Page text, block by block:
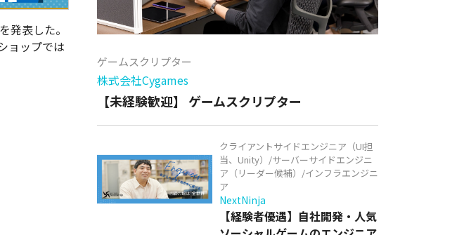
発表した。
ョップでは
ゲームスクリプター
株式会社Cygames
【未経験歓迎】 ゲームスクリプター
クライアントサイドエンジニア（UI担
当、Unity）/サーバーサイドエンジニ
ア（リーダー候補）/インフラエンジニ
ア
NextNinja
【経験者優遇】自社開発・人気